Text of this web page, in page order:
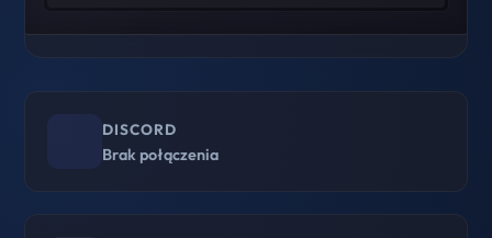
DISCORD
Brak połączenia